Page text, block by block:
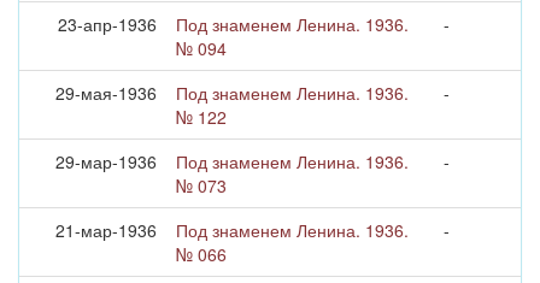
23-апр-1936
Под знаменем Ленина. 1936.
№ 094
-
29-мая-1936
Под знаменем Ленина. 1936.
№ 122
-
29-мар-1936
Под знаменем Ленина. 1936.
№ 073
-
21-мар-1936
Под знаменем Ленина. 1936.
№ 066
-